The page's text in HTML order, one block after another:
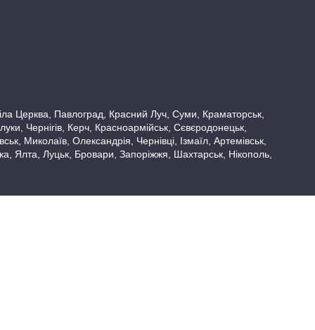
Церква, Павлоград, Красний Луч, Суми, Краматорськ,
Чернігів, Керч, Красноармійськ, Сєвєродонецьк,
Миколаїв, Олександрія, Чернівці, Ізмаїл, Артемівськ,
Ялта, Луцьк, Бровари, Запоріжжя, Шахтарськ, Нікополь,